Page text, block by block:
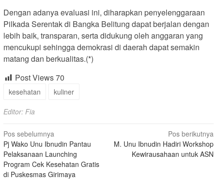
Dengan adanya evaluasi ini, diharapkan penyelenggaraan
Pilkada Serentak di Bangka Belitung dapat berjalan dengan
lebih baik, transparan, serta didukung oleh anggaran yang
mencukupi sehingga demokrasi di daerah dapat semakin
matang dan berkualitas.(*)
Post Views70
kesehatan kuliner
Editor: Fia
Navigasi
pos
Pos sebelumnya
Pj Wako Unu Ibnudin Pantau
Pelaksanaan Launching
Program Cek Kesehatan Gratis
di Puskesmas Girimaya
Pos berikutnya
M. Unu Ibnudin Hadiri Workshop
Kewirausahaan untuk ASN